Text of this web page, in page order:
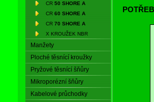
CR 50 SHORE A
CR 60 SHORE A
CR 70 SHORE A
X KROUŽEK NBR
Manžety
Ploché těsnící kroužky
Pryžové těsnící šňůry
Mikroporézní šňůry
Kabelové průchodky